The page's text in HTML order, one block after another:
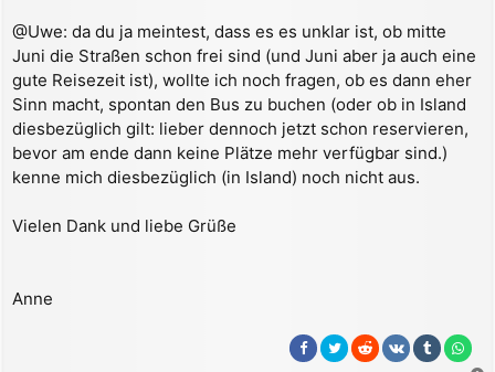
@Uwe: da du ja meintest, dass es es unklar ist, ob mitte
Juni die Straßen schon frei sind (und Juni aber ja auch eine
gute Reisezeit ist), wollte ich noch fragen, ob es dann eher
Sinn macht, spontan den Bus zu buchen (oder ob in Island
diesbezüglich gilt: lieber dennoch jetzt schon reservieren,
bevor am ende dann keine Plätze mehr verfügbar sind.)
kenne mich diesbezüglich (in Island) noch nicht aus.
Vielen Dank und liebe Grüße
Anne